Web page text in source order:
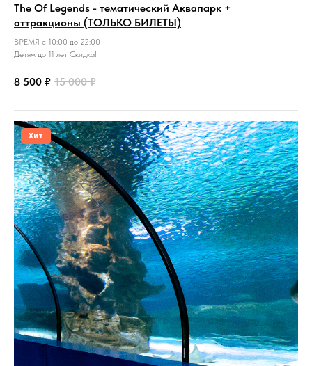
The Of Legends - тематический Аквапарк +
аттракционы (ТОЛЬКО БИЛЕТЫ)
ВРЕМЯ с 10:00 до 22:00
Детям до 11 лет Скидка!
8 500 ₽ 15 000 ₽
Хит